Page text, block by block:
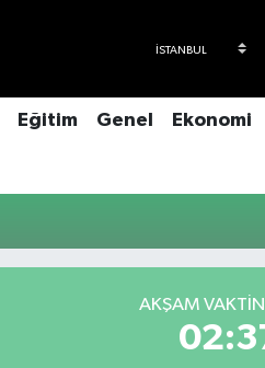
Eğitim Genel Ekonomi
AKŞAM